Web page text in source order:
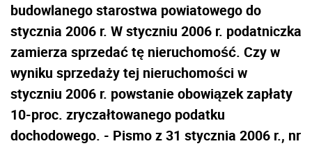
budowlanego starostwa powiatowego do
stycznia 2006 r. W styczniu 2006 r. podatniczka
zamierza sprzedać tę nieruchomość. Czy w
wyniku sprzedaży tej nieruchomości w
styczniu 2006 r. powstanie obowiązek zapłaty
10-proc. zryczałtowanego podatku
dochodowego. - Pismo z 31 stycznia 2006 r., nr